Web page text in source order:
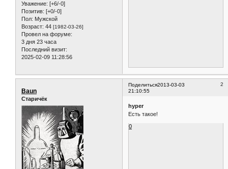
Уважение: [+6/-0]
Позитив: [+0/-0]
Пол: Мужской
Возраст: 44 [1982-03-26]
Провел на форуме:
3 дня 23 часа
Последний визит:
2025-02-09 11:28:56
Поделиться 2
2013-03-03
21:10:55
Baun
Старичёк
hyper
Есть такое!
0